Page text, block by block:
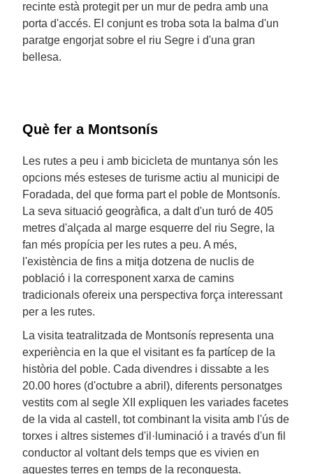
recinte està protegit per un mur de pedra amb una
porta d'accés. El conjunt es troba sota la balma d'un
paratge engorjat sobre el riu Segre i d'una gran
bellesa.
Què fer a Montsonís
Les rutes a peu i amb bicicleta de muntanya són les
opcions més esteses de turisme actiu al municipi de
Foradada, del que forma part el poble de Montsonís.
La seva situació geogràfica, a dalt d'un turó de 405
metres d'alçada al marge esquerre del riu Segre, la
fan més propícia per les rutes a peu. A més,
l'existència de fins a mitja dotzena de nuclis de
població i la corresponent xarxa de camins
tradicionals ofereix una perspectiva força interessant
per a les rutes.
La visita teatralitzada de Montsonís representa una
experiència en la que el visitant es fa partícep de la
història del poble. Cada divendres i dissabte a les
20.00 hores (d'octubre a abril), diferents personatges
vestits com al segle XII expliquen les variades facetes
de la vida al castell, tot combinant la visita amb l'ús de
torxes i altres sistemes d'il·luminació i a través d'un fil
conductor al voltant dels temps que es vivien en
aquestes terres en temps de la reconquesta.